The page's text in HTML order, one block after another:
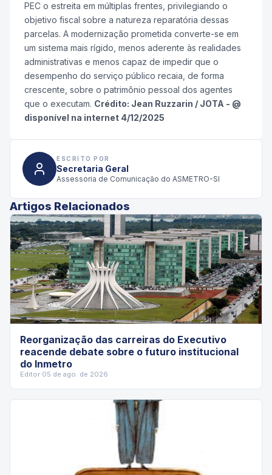
PEC o estreita em múltiplas frentes, privilegiando o
objetivo fiscal sobre a natureza reparatória dessas
parcelas. A modernização prometida converte-se em
um sistema mais rígido, menos aderente às realidades
administrativas e menos capaz de impedir que o
desempenho do serviço público recaia, de forma
crescente, sobre o patrimônio pessoal dos agentes
que o executam. Crédito: Jean Ruzzarin / JOTA - @
disponível na internet 4/12/2025
ESCRITO POR
Secretaria Geral
Assessoria de Comunicação do ASMETRO-SI
Artigos Relacionados
Reorganização das carreiras do Executivo
reacende debate sobre o futuro institucional
do Inmetro
Editor·05 de ago. de 2026